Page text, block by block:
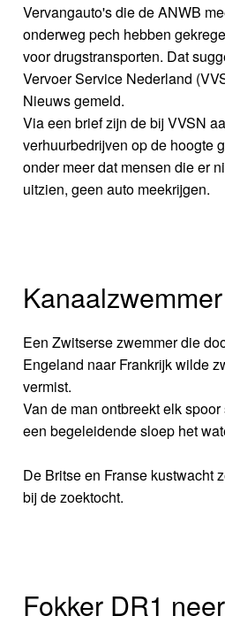
Vervangauto's die de ANWB
onderweg pech hebben
voor drugstransporten. Dat
Vervoer Service Nederland
Nieuws gemeld.
Via een brief zijn de bij VVSN
verhuurbedrijven op de hoogte
onder meer dat mensen die er
uitzien, geen auto meekrijgen.
Een Zwitserse zwemmer die
Engeland naar Frankrijk wilde
vermist.
Van de man ontbreekt elk
een begeleidende sloep het
De Britse en Franse kustwacht
bij de zoektocht.
Fokker DR1